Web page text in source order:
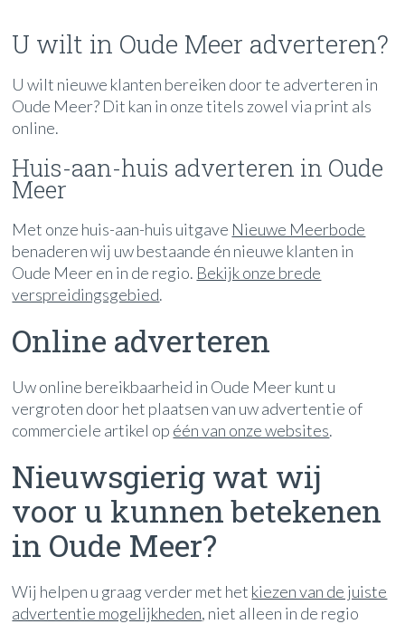
U wilt in Oude Meer adverteren?
U wilt nieuwe klanten bereiken door te adverteren in
Oude Meer? Dit kan in onze titels zowel via print als
online.
Huis-aan-huis adverteren in Oude
Meer
Met onze huis-aan-huis uitgave Nieuwe Meerbode
benaderen wij uw bestaande én nieuwe klanten in
Oude Meer en in de regio. Bekijk onze brede
verspreidingsgebied.
Online adverteren
Uw online bereikbaarheid in Oude Meer kunt u
vergroten door het plaatsen van uw advertentie of
commerciele artikel op één van onze websites.
Nieuwsgierig wat wij
voor u kunnen betekenen
in Oude Meer?
Wij helpen u graag verder met het kiezen van de juiste
advertentie mogelijkheden, niet alleen in de regio